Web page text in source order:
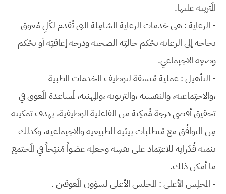
المُترتِبة عليها.
- الرعاية : هي خدمات الرعاية الشامِلة التي تُقدم لكُلِ مُعوق
بحاجة إلى الرعاية بحُكم حالتِه الصحية ودرجة إعاقتِه أو بحُكم
وضعِه الاجتِماعي.
- التأهيل : عملية مُنسقة لتوظيف الخدمات الطبية
،والاجتِماعية، والنفسية ،والتربوية ،والمِهنية، لمُساعدة المُعوق في
تحقيق أقصى درجة مُّمكِنة من الفاعلية الوظيفية، بهدف تمكينه
مِن التوافُق مع مُتطلبات بيئتِه الطبيعية والاجتِماعية، وكذلك
تنمية قُدُراتِه للاعتِماد على نفسِه وجعلِه عضواً مُنتِجاً في المُجتمع
ما أمكن ذلك.
- المجلِس الأعلى : المجلس الأعلى لشؤون المُعوقين .